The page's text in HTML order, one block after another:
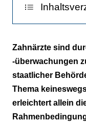
Der
Hand in
Rechtliche
Zahnärzte sind
-überwachungen
staatlicher
Thema
erleichtert allein